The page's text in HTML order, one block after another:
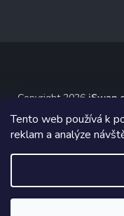
Tento web používá k
reklam a analýze
Copyright 2026
Grafický návrh vytvořil a